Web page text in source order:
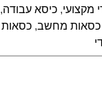
מקצועי, כיסא עבודה
כסאות מחשב,